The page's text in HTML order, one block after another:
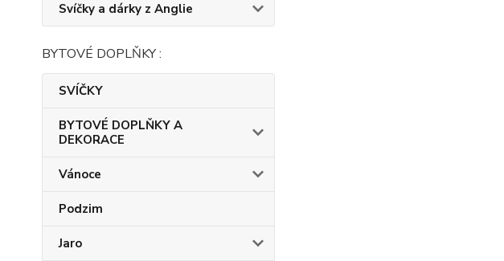
Svíčky a dárky z Anglie
BYTOVÉ DOPLŇKY :
SVÍČKY
BYTOVÉ DOPLŇKY A
DEKORACE
Vánoce
Podzim
Jaro